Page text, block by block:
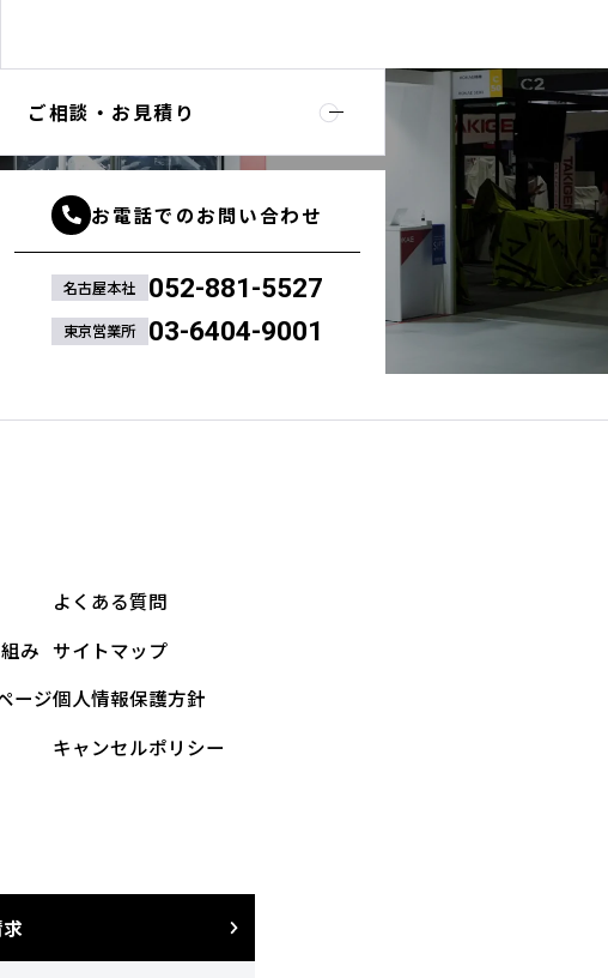
ご相談・お見積り
お電話でのお問い合わせ
名古屋本社 052-881-5527
東京営業所 03-6404-9001
み
ージ
よくある質問
サイトマップ
個人情報保護方針
キャンセルポリシー